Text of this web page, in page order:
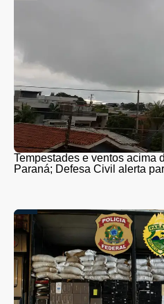
Tempestades e ventos acima
Paraná; Defesa Civil alerta